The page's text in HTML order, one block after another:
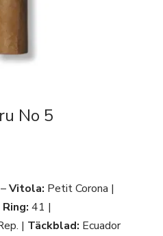
No 5
–Vitola: Petit Corona |
Ring: 41 |
| Täckblad: Ecuador